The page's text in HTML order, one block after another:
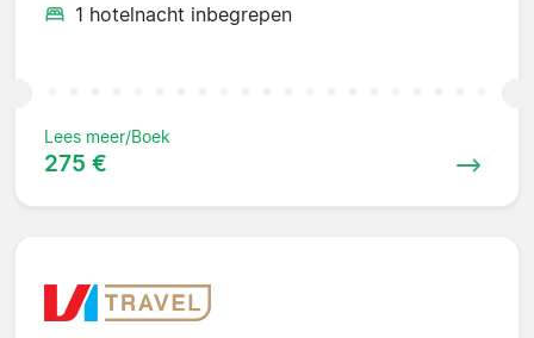
1 hotelnacht inbegrepen
Lees meer/Boek
275 €